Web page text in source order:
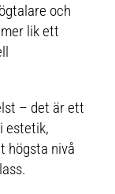
och
lik ett
– det är ett
estetik,
högsta nivå